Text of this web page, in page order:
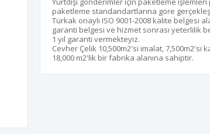
paketleme standandartlarına göre
Türkak onaylı ISO 9001-2008 kalite belgesi
garanti belgesi ve hizmet sonrası yeterlilik
1 yıl garanti vermekteyiz.
Cevher Çelik 10,500m2'si imalat, 7,500m2'si
18,000 m2'lik bir fabrika alanına sahiptir.